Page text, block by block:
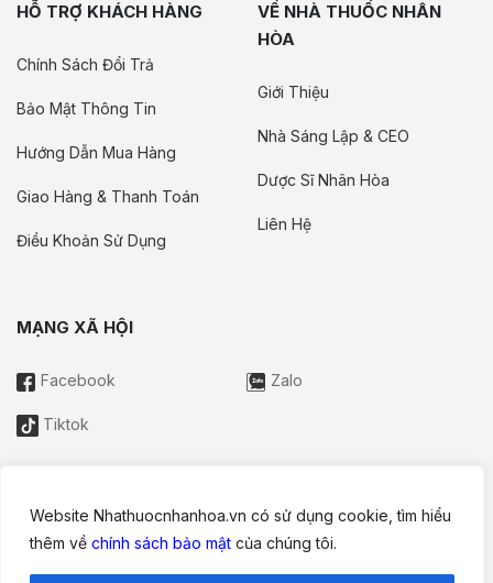
Website Nhathuocnhanhoa.vn có sử dụng cookie, tìm hiểu
thêm về chính sách bảo mật của chúng tôi.
HỖ TRỢ KHÁCH HÀNG
Chính Sách Đổi Trả
Bảo Mật Thông Tin
Hướng Dẫn Mua Hàng
Giao Hàng & Thanh Toán
Điều Khoản Sử Dụng
VỀ NHÀ THUỐC NHÂN
HÒA
Giới Thiệu
Nhà Sáng Lập & CEO
Dược Sĩ Nhân Hòa
Liên Hệ
MẠNG XÃ HỘI
Facebook Zalo
Tiktok
Thông tin trên website này chỉ mang tính chất nội bộ tham khảo;